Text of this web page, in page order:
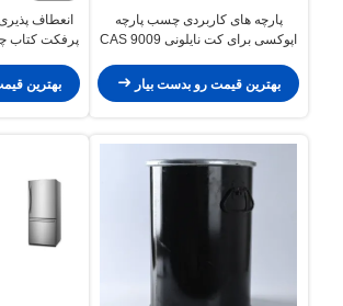
پارچه های کاربردی چسب پارچه
اپوکسی برای کت نایلونی CAS 9009
بهترین قیمت رو بدست بیار
انعطاف
پرفکت کتاب
بهترین